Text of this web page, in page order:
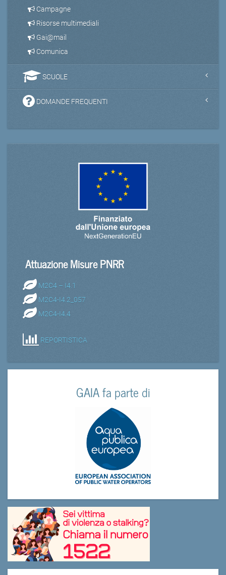
Campagne
Risorse multimediali
Gai@mail
Comunica
SCUOLE
DOMANDE FREQUENTI
Attuazione Misure PNRR
M2C4 – I4.1
M2C4-I4.2_057
M2C4-I4.4
REPORTISTICA
GAIA fa parte di